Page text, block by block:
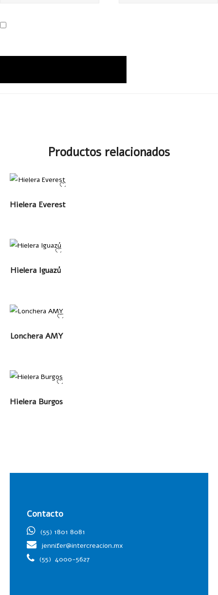
Productos relacionados
LEER MÁS
Hielera Everest
LEER MÁS
Hielera Iguazú
LEER MÁS
Lonchera AMY
LEER MÁS
Hielera Burgos
Contacto
(55) 1801 8081
jennifer@intercreacion.mx
(55) 4000-5627